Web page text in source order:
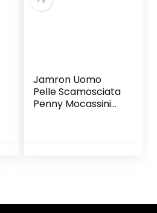
Jamron Uomo
Pelle Scamosciata
Penny Mocassini